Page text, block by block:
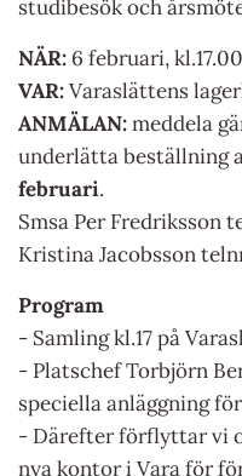
studibesök och
NÄR: 6 februari, kl.17.00
VAR:Varaslättens
ANMÄLAN:meddela
underlätta beställning
februari.
Smsa Per Fredriksson
Kristina Jacobsson
Program
- Samling kl.17 på
- Platschef Torbjörn
speciella anläggning
- Därefter förflyttar vi
nya kontor i Vara för